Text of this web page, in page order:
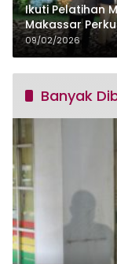
Ikuti Pelatihan
Makassar
09/02/2026
Banyak